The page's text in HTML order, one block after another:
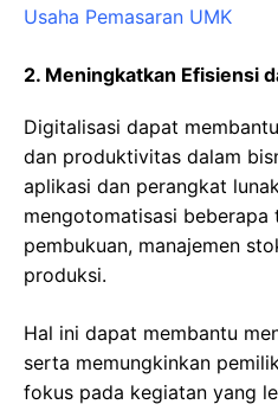
Usaha Pemasaran UMK
2. Meningkatkan Efisiensi
Digitalisasi dapat
dan produktivitas dalam
aplikasi dan perangkat
mengotomatisasi beberapa
pembukuan, manajemen
produksi.
Hal ini dapat membantu
serta memungkinkan
fokus pada kegiatan yang